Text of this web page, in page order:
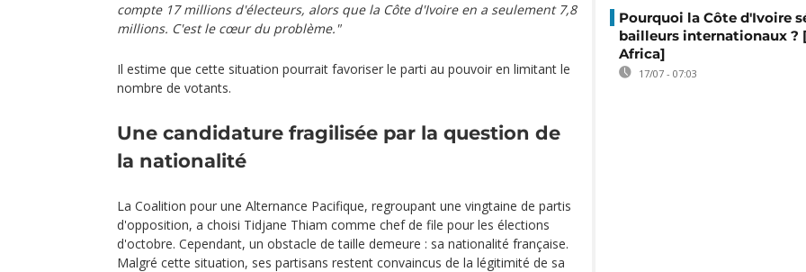
compte 17 millions d'électeurs, alors que la Côte d'Ivoire en a seulement 7,8
millions. C'est le cœur du problème."
Il estime que cette situation pourrait favoriser le parti au pouvoir en limitant le
nombre de votants.
Une candidature fragilisée par la question de
la nationalité
La Coalition pour une Alternance Pacifique, regroupant une vingtaine de partis
d'opposition, a choisi Tidjane Thiam comme chef de file pour les élections
d'octobre. Cependant, un obstacle de taille demeure : sa nationalité française.
Malgré cette situation, ses partisans restent convaincus de la légitimité de sa
Pourquoi la Côte d'Ivoire
bailleurs internationaux ?
Africa]
17/07 - 07:03